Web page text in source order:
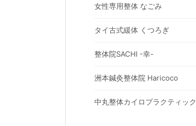
女性専用整体 なごみ
タイ古式緩体 くつろぎ
整体院SACHI -幸-
洲本鍼灸整体院 Haricoco
中丸整体カイロプラクティック